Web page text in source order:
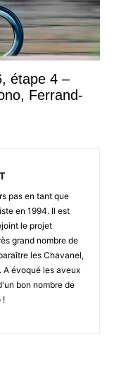
étape 4 –
Ferrand-
pas en tant que
en 1994. Il est
le projet
grand nombre de
les Chavanel,
A évoqué les aveux
bon nombre de
!